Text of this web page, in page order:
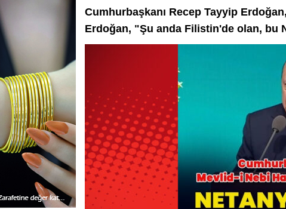
Cumhurbaşkanı Recep Tayyip
Erdoğan, "Şu anda Filistin'de olan, bu